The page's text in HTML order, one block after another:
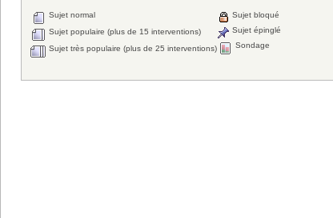
Sujet normal
Sujet populaire (plus de 15 interventions)
Sujet très populaire (plus de 25 interventions)
Sujet bloqué
Sujet épinglé
Sondage